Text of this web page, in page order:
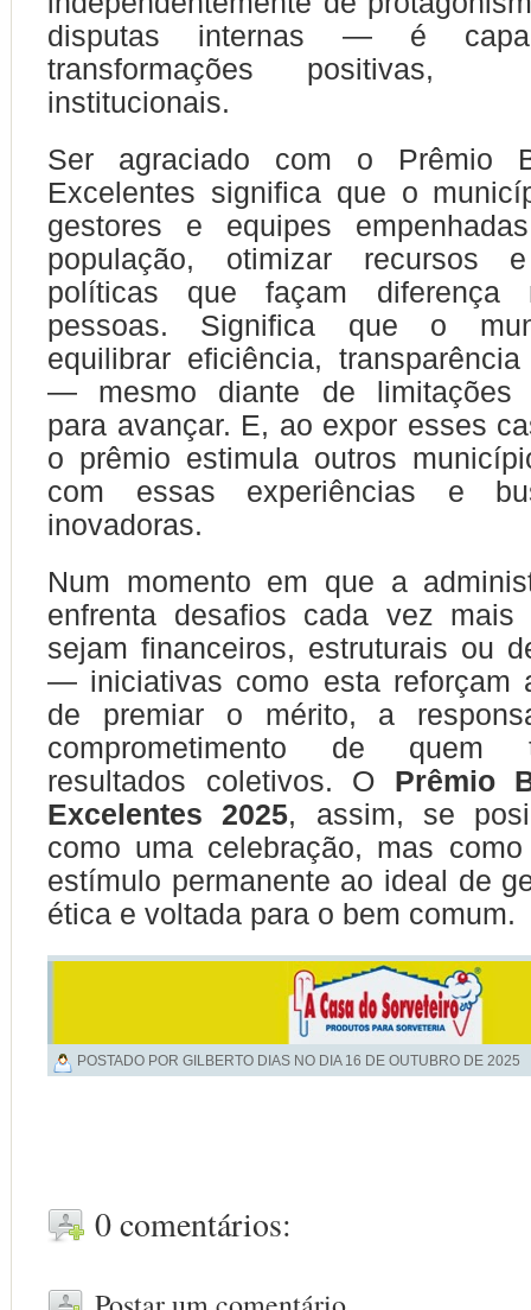
disputas internas — é
transformações positivas,
institucionais.
Ser agraciado com o Prêmio
Excelentes significa que o
gestores e equipes
população, otimizar recursos
políticas que façam
pessoas. Significa que o
equilibrar eficiência,
— mesmo diante de limitações
para avançar. E, ao expor esses
o prêmio estimula outros
com essas experiências e
inovadoras.
Num momento em que a
enfrenta desafios cada vez
sejam financeiros, estruturais ou
— iniciativas como esta reforçam
de premiar o mérito, a
comprometimento de quem
resultados coletivos. O Prêmio
Excelentes 2025, assim, se
como uma celebração, mas
estímulo permanente ao ideal de
ética e voltada para o bem comum.
POSTADO POR GILBERTO DIAS NO DIA 16 DE OUTUBRO DE 2025
0 comentários: